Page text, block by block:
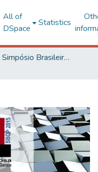
All of
DSpace
Statistics
SBQP - Simpósio Brasileiro de Qualidade do Projeto no Ambiente Construído